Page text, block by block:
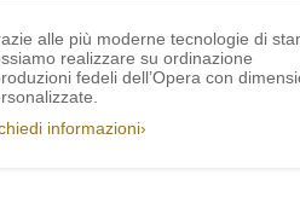
alle più moderne tecnologie di
realizzare su ordinazione
fedeli dell’Opera con
informazioni›